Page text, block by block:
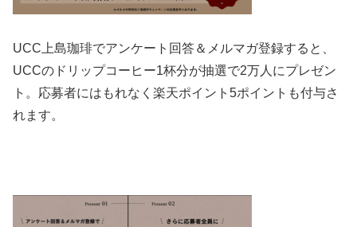
UCC上島珈琲でアンケート回答＆メルマガ登録すると、
UCCのドリップコーヒー1杯分が抽選で2万人にプレゼン
ト。応募者にはもれなく楽天ポイント5ポイントも付与さ
れます。